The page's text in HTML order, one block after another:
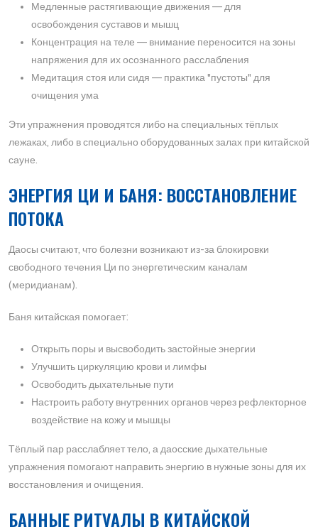
Медленные растягивающие движения — для
освобождения суставов и мышц
Концентрация на теле — внимание переносится на зоны
напряжения для их осознанного расслабления
Медитация стоя или сидя — практика "пустоты" для
очищения ума
Эти упражнения проводятся либо на специальных тёплых
лежаках, либо в специально оборудованных залах при китайской
сауне.
ЭНЕРГИЯ ЦИ И БАНЯ: ВОССТАНОВЛЕНИЕ
ПОТОКА
Даосы считают, что болезни возникают из-за блокировки
свободного течения Ци по энергетическим каналам
(меридианам).
Баня китайская помогает:
Открыть поры и высвободить застойные энергии
Улучшить циркуляцию крови и лимфы
Освободить дыхательные пути
Настроить работу внутренних органов через рефлекторное
воздействие на кожу и мышцы
Тёплый пар расслабляет тело, а даосские дыхательные
упражнения помогают направить энергию в нужные зоны для их
восстановления и очищения.
БАННЫЕ РИТУАЛЫ В КИТАЙСКОЙ